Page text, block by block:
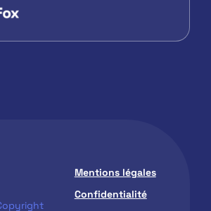
Mentions légales
Confidentialité